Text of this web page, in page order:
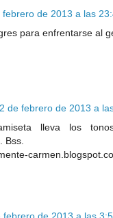
febrero de 2013 a las
para enfrentarse al
de febrero de 2013 a
lleva los
Bss.